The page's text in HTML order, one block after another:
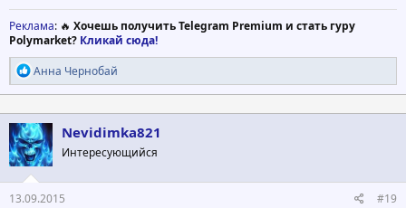
Реклама: 🔥 Хочешь получить Telegram Premium и стать гуру
Polymarket? Кликай сюда!
Р
е
а
к
ц
и
и
:
Анна Чернобай
Nevidimka821
Интересующийся
13.09.2015 #19